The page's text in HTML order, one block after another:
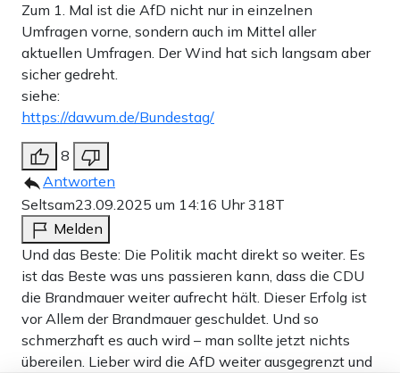
Zum 1. Mal ist die AfD nicht nur in einzelnen
Umfragen vorne, sondern auch im Mittel aller
aktuellen Umfragen. Der Wind hat sich langsam aber
sicher gedreht.
siehe:
https://dawum.de/Bundestag/
8
Antworten
Seltsam23.09.2025 um 14:16 Uhr318T
Melden
Und das Beste: Die Politik macht direkt so weiter. Es
ist das Beste was uns passieren kann, dass die CDU
die Brandmauer weiter aufrecht hält. Dieser Erfolg ist
vor Allem der Brandmauer geschuldet. Und so
schmerzhaft es auch wird – man sollte jetzt nichts
übereilen. Lieber wird die AfD weiter ausgegrenzt und